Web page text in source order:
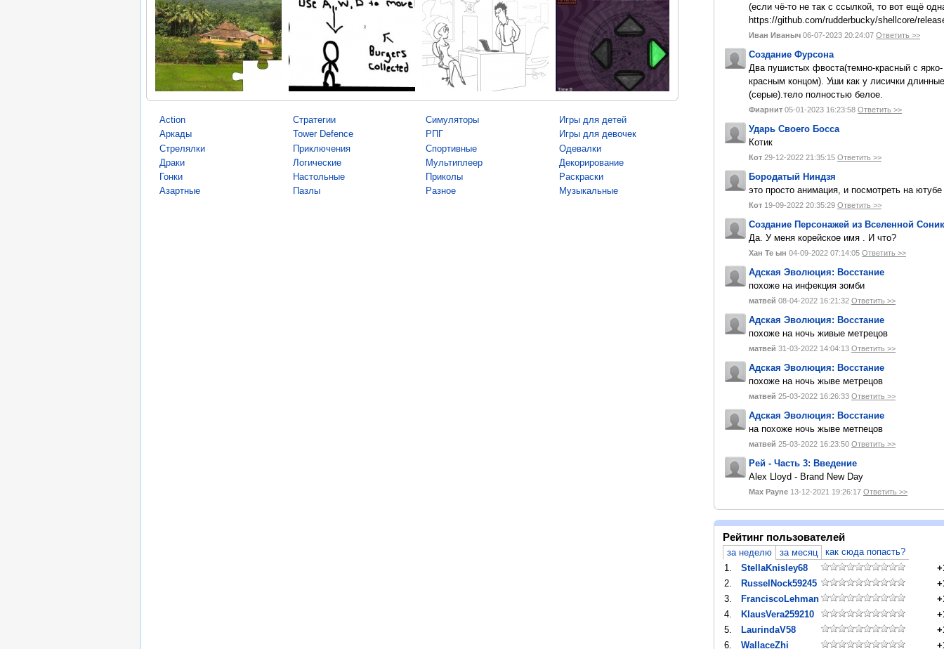
Action
Аркады
Стрелялки
Драки
Гонки
Азартные
Стратегии
Tower Defence
Приключения
Логические
Настольные
Пазлы
Симуляторы
РПГ
Спортивные
Мультиплеер
Приколы
Разное
Игры для детей
Игры для девочек
Одевалки
Декорирование
Раскраски
Музыкальные
(если чё-то не так с ссылкой, то вот ещё
https://github.com/rudderbucky/shellcore/
Иван Иваныч 06-07-2023 20:24:07 Ответить >>
Создание Фурсона
Два пушистых фвоста(темно-красный с ярко-
красным концом). Уши как у лисички длинные
(серые).тело полностью белое.
Фиарнит 05-01-2023 16:23:58 Ответить >>
Ударь Своего Босса
Котик
Кот 29-12-2022 21:35:15 Ответить >>
Бородатый Ниндзя
это просто анимация, и посмотреть на
Кот 19-09-2022 20:35:29 Ответить >>
Создание Персонажей из Вселенной
Да. У меня корейское имя . И что?
Хан Те ын 04-09-2022 07:14:05 Ответить >>
Адская Эволюция: Восстание
похоже на инфекция зомби
матвей 08-04-2022 16:21:32 Ответить >>
Адская Эволюция: Восстание
похоже на ночь живые метрецов
матвей 31-03-2022 14:04:13 Ответить >>
Адская Эволюция: Восстание
похоже на ночь жыве метрецов
матвей 25-03-2022 16:26:33 Ответить >>
Адская Эволюция: Восстание
на похоже ночь жыве метпецов
матвей 25-03-2022 16:23:50 Ответить >>
Рей - Часть 3: Введение
Alex Lloyd - Brand New Day
Max Payne 13-12-2021 19:26:17 Ответить >>
Рейтинг пользователей
за неделю за месяц
как сюда попасть?
1.
StellaKnisley68
2.
RusselNock59245
3.
FranciscoLehman
4.
KlausVera259210
5.
LaurindaV58
6.
WallaceZhi